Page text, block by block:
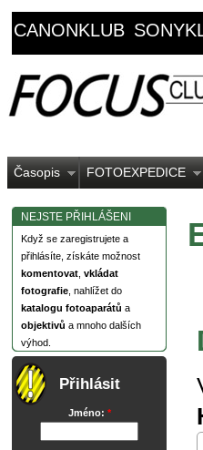
CANONKLUB
Časopis FOTOEXPEDICE
NEJSTE PŘIHLÁŠENI
Když se zaregistrujete a
přihlásíte, získáte možnost
komentovat vkládat
fotografie , nahlížet do
katalogu fotoaparátů a
objektivů a mnoho dalších
výhod.
Přihlásit
Jméno: *